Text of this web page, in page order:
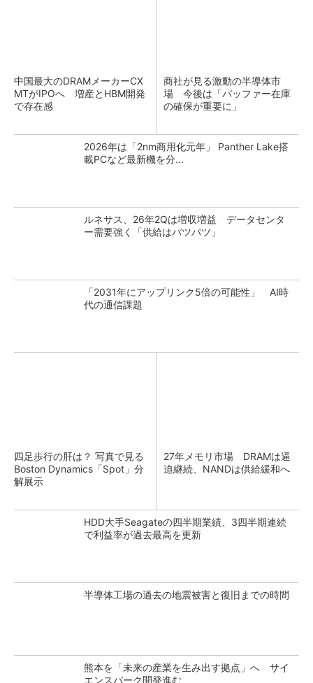
中国最大のDRAMメーカーCX
MTがIPOへ 増産とHBM開発
で存在感
商社が見る激動の半導体市
場 今後は「バッファー在庫
の確保が重要に」
2026年は「2nm商用化元年」 Panther Lake搭
載PCなど最新機を分...
ルネサス、26年2Qは増収増益 データセンタ
ー需要強く「供給はパツパツ」
「2031年にアップリンク5倍の可能性」 AI時
代の通信課題
四足歩行の肝は？ 写真で見る
Boston Dynamics「Spot」分
解展示
27年メモリ市場 DRAMは逼
迫継続、NANDは供給緩和へ
HDD大手Seagateの四半期業績、3四半期連続
で利益率が過去最高を更新
半導体工場の過去の地震被害と復旧までの時間
熊本を「未来の産業を生み出す拠点」へ サイ
エンスパーク開発進む